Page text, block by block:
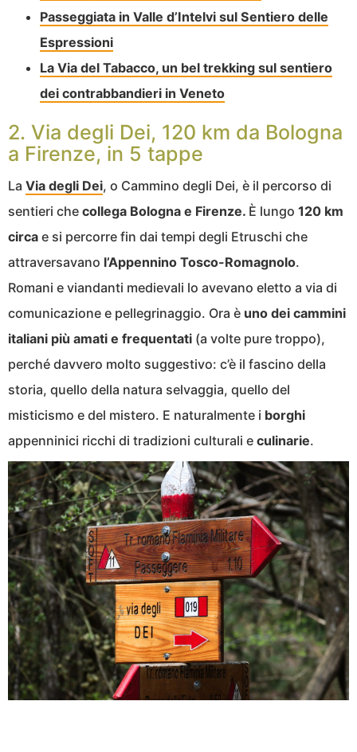
Passeggiata in Valle d’Intelvi sul Sentiero delle
Espressioni
La Via del Tabacco, un bel trekking sul sentiero
dei contrabbandieri in Veneto
2. Via degli Dei, 120 km da Bologna
a Firenze, in 5 tappe
La Via degli Dei, o Cammino degli Dei, è il percorso di
sentieri che collega Bologna e Firenze. È lungo 120 km
circa e si percorre fin dai tempi degli Etruschi che
attraversavano l’Appennino Tosco-Romagnolo.
Romani e viandanti medievali lo avevano eletto a via di
comunicazione e pellegrinaggio. Ora è uno dei cammini
italiani più amati e frequentati (a volte pure troppo),
perché davvero molto suggestivo: c’è il fascino della
storia, quello della natura selvaggia, quello del
misticismo e del mistero. E naturalmente i borghi
appenninici ricchi di tradizioni culturali e culinarie.